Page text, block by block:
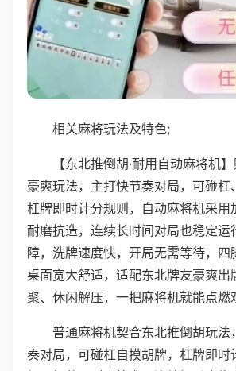
相关麻将玩法及特色;
【东北推倒胡·耐用自动麻将机
豪爽玩法，主打快节奏对局，可碰杠
杠牌即时计分规则，自动麻将机采用
耐磨抗造，连续长时间对局也稳定运
障，洗牌速度快，开局无需等待，四
桌面宽大舒适，适配东北牌友豪爽出
聚、休闲解压，一把麻将机就能点燃
普通麻将机契合东北推倒胡玩法
奏对局，可碰杠自摸胡牌，杠牌即时